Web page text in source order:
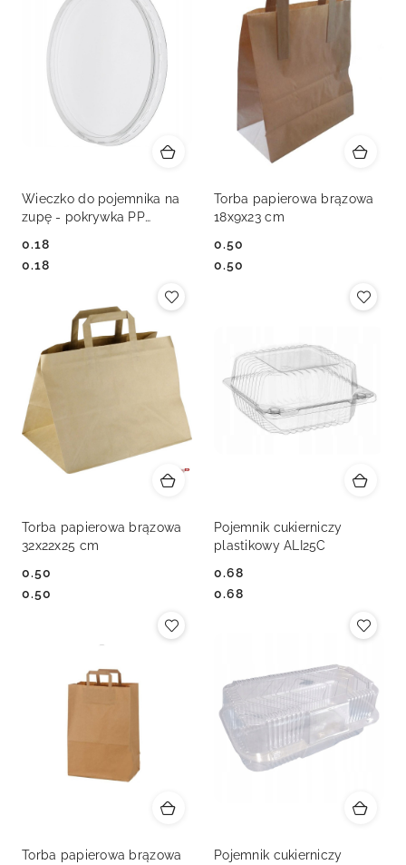
Wieczko do pojemnika na
zupę - pokrywka PP
Cena:
0.18
Cena:
0.18
Torba papierowa brązowa
18x9x23 cm
Cena:
0.50
Cena:
0.50
Torba papierowa brązowa
32x22x25 cm
Cena:
0.50
Cena:
0.50
Pojemnik cukierniczy
plastikowy ALI25C
Cena:
0.68
Cena:
0.68
Torba papierowa brązowa
Pojemnik cukierniczy